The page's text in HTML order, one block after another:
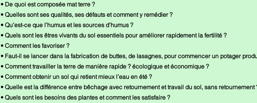
• De quoi est composée mat terre ?
• Quelles sont ses qualités, ses défauts et comment y remédier ?
• Qu’est-ce que l’humus et les sources d’humus ?
• Quels sont les êtres vivants du sol essentiels pour améliorer rapidement la fertilité ?
• Comment les favoriser ?
• Faut-il se lancer dans la fabrication de buttes, de lasagnes, pour commencer un potager
• Comment travailler la terre de manière rapide ? écologique et économique ?
• Comment obtenir un sol qui retient mieux l’eau en été ?
• Quelle est la différence entre bêchage avec retournement et travail du sol, sans retournement
• Quels sont les besoins des plantes et comment les satisfaire ?